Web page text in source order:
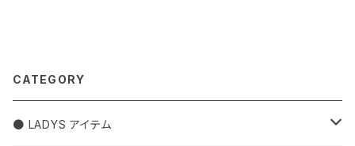
CATEGORY
● LADYS アイテム